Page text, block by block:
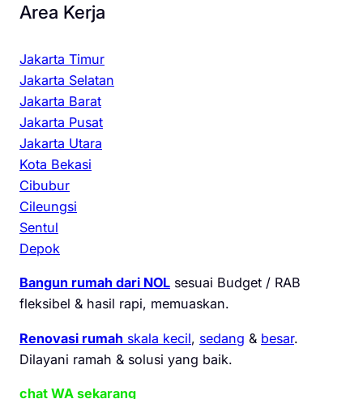
Area Kerja
Jakarta Timur
Jakarta Selatan
Jakarta Barat
Jakarta Pusat
Jakarta Utara
Kota Bekasi
Cibubur
Cileungsi
Sentul
Depok
Bangun rumah dari NOL sesuai Budget / RAB
fleksibel & hasil rapi, memuaskan.
Renovasi rumah skala kecil, sedang & besar.
Dilayani ramah & solusi yang baik.
chat WA sekarang